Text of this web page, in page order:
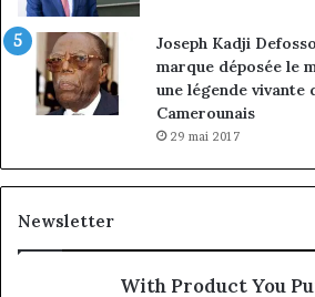
Joseph Kadji
marque déposée le
une légende vivante
Camerounais
29 mai 2017
Newsletter
With Product You